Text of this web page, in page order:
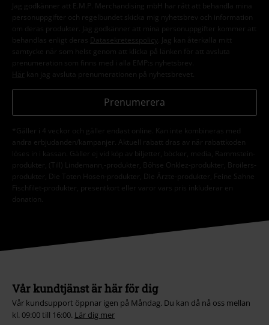
Jag godkänner att E.M.P. Merchandising mbH har rätt att behandla mina
personuppgifter och regelbundet skicka mig nyhetsbrev och information
om deras produkter. Jag godkänner att mina personuppgifter kommer att
behandlas enligt deras
Datasekretesspolicy
. Jag kan återkalla mitt
samtycke när som helst genom att klicka på länken för att avsluta
prenumeration som finns med i alla EMP:s nyhetsbrev.
Här kan jag avsluta prenumerationen på nyhetsbrevet.
Prenumerera
*Gäller i 4 veckor och gäller endast online. Kan inte kombineras med
andra erbjudanden/kampanjer. Aktuell rabatt dras av när rabattkoden
löses in i kassan. Gäller ej vid köp av biljetter, böcker, media, Rammstein-
produkter, (Till) Lindemann,-produkter, Böhse Onklez-produkter, Broilers-
produkter, Die Toten Hosen-produkter, Die Ärzte-produkter, Feine Sahne
Fischfilet-produkter, presentkort eller varor vars pris inkluderar en
donation.
Vår kundtjänst är här för dig
Vår kundsupport öppnar igen på Måndag. Du kan då nå oss mellan
kl. 09:00 till 16:00. Lär dig mer